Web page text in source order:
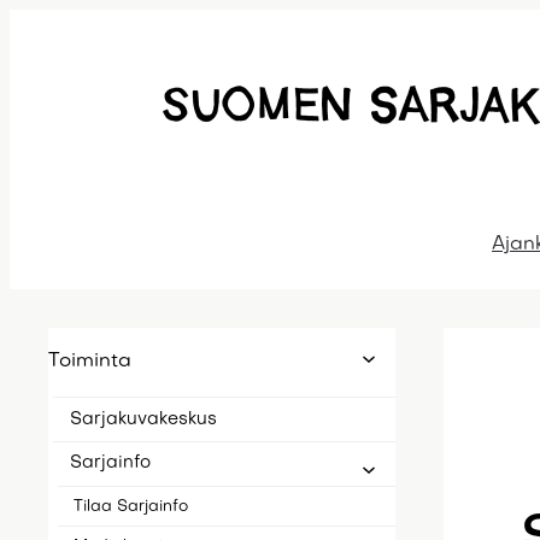
Toiminta
Sarjakuvakeskus
Sarjainfo
Tilaa Sarjainfo